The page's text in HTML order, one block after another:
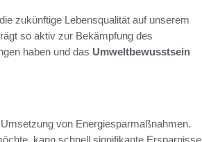
zukünftige Lebensqualität auf unserem
so aktiv zur Bekämpfung des
haben und das Umweltbewusstsein
von Energiesparmaßnahmen.
kann schnell signifikante Ersparnisse